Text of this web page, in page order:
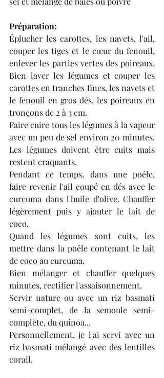
Préparation:
Éplucher les carottes, les navets, l'ail,
couper les tiges et le cœur du fenouil,
enlever les parties vertes des poireaux.
Bien laver les légumes et couper les
carottes en tranches fines, les navets et
le fenouil en gros dés, les poireaux en
tronçons de 2 à 3 cm.
Faire cuire tous les légumes à la vapeur
avec un peu de sel environ 20 minutes.
Les légumes doivent être cuits mais
restent craquants.
Pendant ce temps, dans une poêle,
faire revenir l'ail coupé en dés avec le
curcuma dans l'huile d'olive. Chauffer
légèrement puis y ajouter le lait de
coco.
Quand les légumes sont cuits, les
mettre dans la poêle contenant le lait
de coco au curcuma.
Bien mélanger et chauffer quelques
minutes, rectifier l'assaisonnement.
Servir nature ou avec un riz basmati
semi-complet, de la semoule semi-
complète, du quinoa...
Personnellement, je l'ai servi avec un
riz basmati mélangé avec des lentilles
corail.